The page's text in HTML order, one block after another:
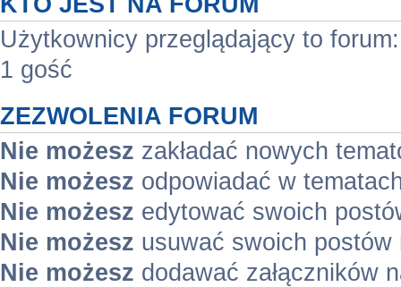
Użytkownicy przeglądający to
1 gość
ZEZWOLENIA FORUM
Nie możesz zakładać nowych
Nie możesz odpowiadać w
Nie możesz edytować swoich
Nie możesz usuwać swoich postów
Nie możesz dodawać załączników